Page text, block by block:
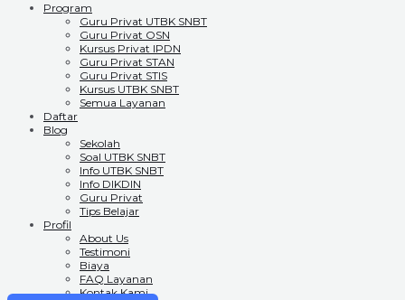
Program
Guru Privat UTBK SNBT
Guru Privat OSN
Kursus Privat IPDN
Guru Privat STAN
Guru Privat STIS
Kursus UTBK SNBT
Semua Layanan
Daftar
Blog
Sekolah
Soal UTBK SNBT
Info UTBK SNBT
Info DIKDIN
Guru Privat
Tips Belajar
Profil
About Us
Testimoni
Biaya
FAQ Layanan
Kontak Kami